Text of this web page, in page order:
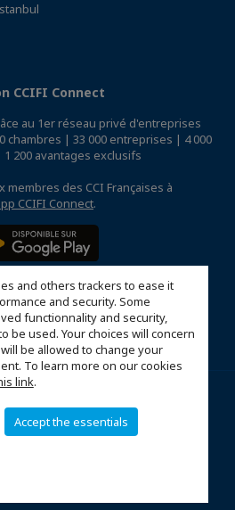
and others trackers to ease it
and security. Some
functionnality and security,
be used. Your choices will concern
be allowed to change your
To learn more on our cookies
link.
Accept the essentials
CCIFI Connect
au 1er réseau privé d'entreprises
chambres | 33 000 entreprises | 4 000
200 avantages exclusifs
des CCI Françaises à
CCIFI Connect.
cookies